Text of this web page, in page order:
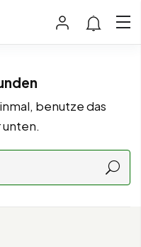
benutze das
unten.